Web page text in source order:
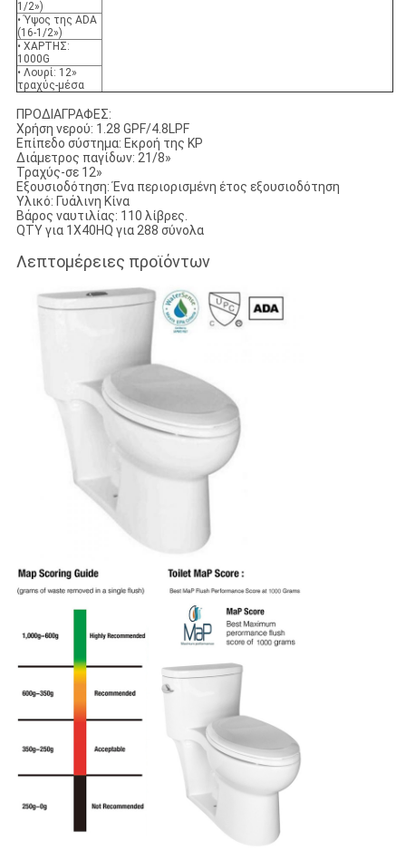
1/2»)
• Ύψος της ADA
(16-1/2»)
• ΧΑΡΤΗΣ:
1000G
• Λουρί: 12»
τραχύς-μέσα
ΠΡΟΔΙΑΓΡΑΦΕΣ:
Χρήση νερού: 1.28 GPF/4.8LPF
Επίπεδο σύστημα: Εκροή της KP
Διάμετρος παγίδων: 21/8»
Τραχύς-σε 12»
Εξουσιοδότηση: Ένα περιορισμένη έτος εξουσιοδότηση
Υλικό: Γυάλινη Κίνα
Βάρος ναυτιλίας: 110 λίβρες.
QTY για 1X40HQ για 288 σύνολα
Λεπτομέρειες προϊόντων